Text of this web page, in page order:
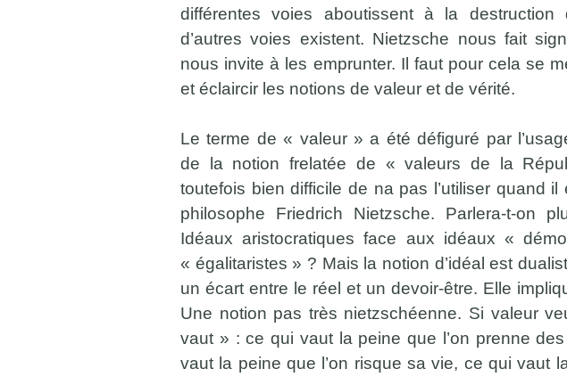
différentes voies aboutissent à la destruction
d’autres voies existent. Nietzsche nous fait
nous invite à les emprunter. Il faut pour cela se
et éclaircir les notions de valeur et de vérité.
Le terme de « valeur » a été défiguré par
de la notion frelatée de « valeurs de la
toutefois bien difficile de na pas l’utiliser quand il
philosophe Friedrich Nietzsche. Parlera-t-on
Idéaux aristocratiques face aux idéaux «
« égalitaristes » ? Mais la notion d’idéal est
un écart entre le réel et un devoir-être. Elle
Une notion pas très nietzschéenne. Si valeur
vaut » : ce qui vaut la peine que l’on prenne
vaut la peine que l’on risque sa vie, ce qui vaut